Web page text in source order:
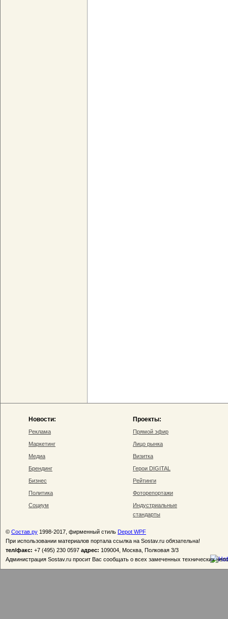
Новости:
Реклама
Маркетинг
Медиа
Брендинг
Бизнес
Политика
Социум
Проекты:
Прямой эфир
Лицо рынка
Визитка
Герои DIGITAL
Рейтинги
Фоторепортажи
Индустриальные
стандарты
© Состав.ру 1998-2017, фирменный стиль Depot WPF
При использовании материалов портала ссылка на Sostav.ru обязательна!
тел/факс: +7 (495) 230 0597 адрес: 109004, Москва, Полковая 3/3
Администрация Sostav.ru просит Вас сообщать о всех замеченных технических